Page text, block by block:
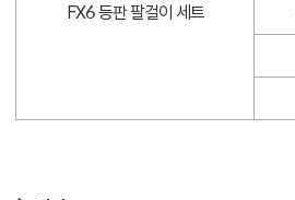
FX6 등판 팔걸이 세트